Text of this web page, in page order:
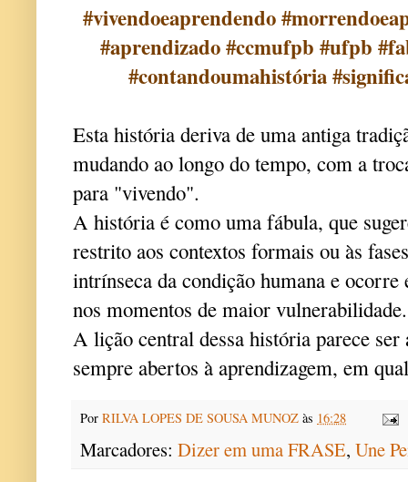
#vivendoeaprendendo
#aprendizado #ccmufpb #ufpb
#contandoumahistória
Esta história deriva de uma antiga
mudando ao longo do tempo, com a
para "vivendo".
A história é como uma fábula, que
restrito aos contextos formais ou às
intrínseca da condição humana e
nos momentos de maior
A lição central dessa história parece ser
sempre abertos à aprendizagem, em
Por RILVA LOPES DE SOUSA MUNOZ às 16:28
Marcadores: Dizer em uma FRASE, Une